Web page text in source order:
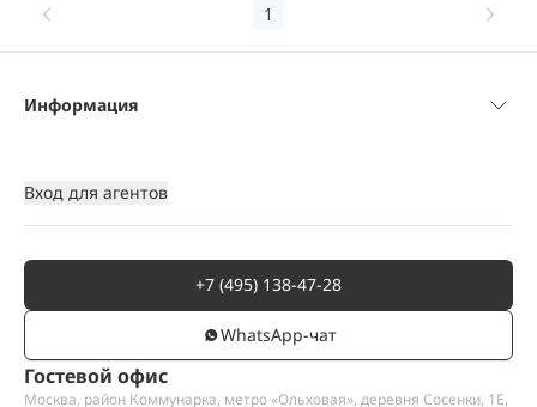
1
Гостевой офис
Москва, район Коммунарка, метро «Ольховая», деревня Сосенки, 1Е,
+7 (495) 138-47-28
WhatsАpp-чат
Информация
Вход для агентов